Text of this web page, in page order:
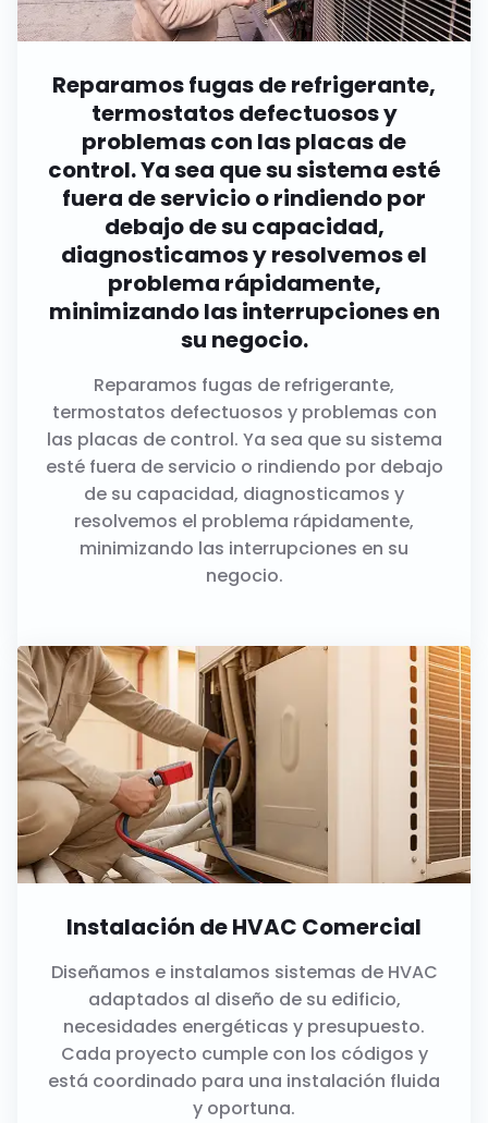
Reparamos fugas de refrigerante,
termostatos defectuosos y
problemas con las placas de
control. Ya sea que su sistema esté
fuera de servicio o rindiendo por
debajo de su capacidad,
diagnosticamos y resolvemos el
problema rápidamente,
minimizando las interrupciones en
su negocio.
Reparamos fugas de refrigerante,
termostatos defectuosos y problemas con
las placas de control. Ya sea que su sistema
esté fuera de servicio o rindiendo por debajo
de su capacidad, diagnosticamos y
resolvemos el problema rápidamente,
minimizando las interrupciones en su
negocio.
Instalación de HVAC Comercial
Diseñamos e instalamos sistemas de HVAC
adaptados al diseño de su edificio,
necesidades energéticas y presupuesto.
Cada proyecto cumple con los códigos y
está coordinado para una instalación fluida
y oportuna.